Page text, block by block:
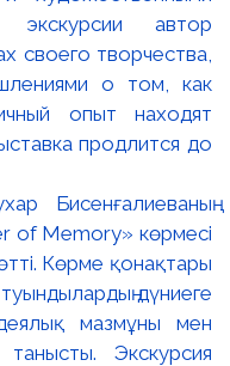
Бисенғалиеваның
of Memory» көрмесі
Көрме қонақтары
дүниеге
мазмұны мен
танысты. Экскурсия